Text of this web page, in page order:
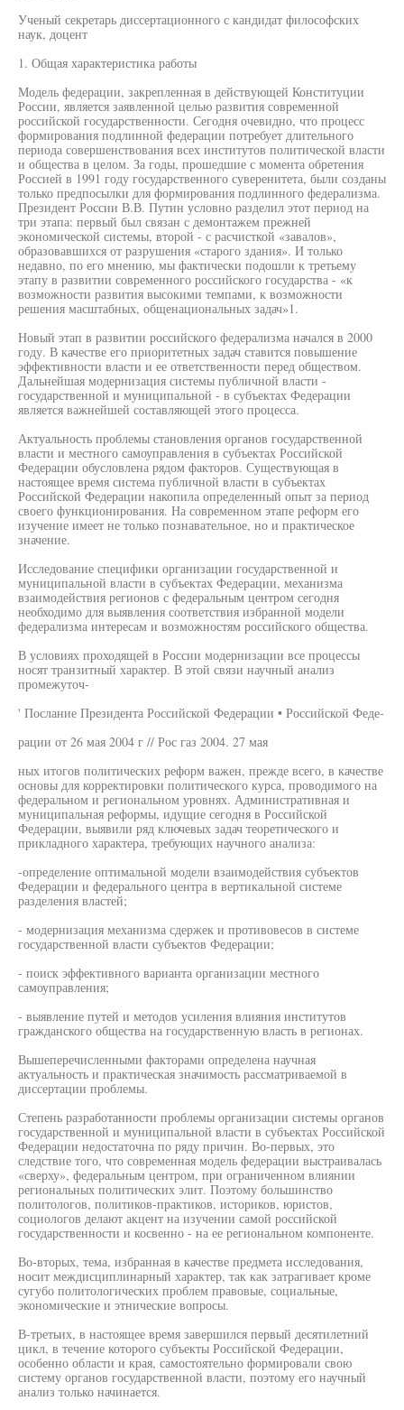
Ученый секретарь диссертационного с кандидат философских
наук, доцент
1. Общая характеристика работы
Модель федерации, закрепленная в действующей Конституции
России, является заявленной целью развития современной
российской государственности. Сегодня очевидно, что процесс
формирования подлинной федерации потребует длительного
периода совершенствования всех институтов политической власти
и общества в целом. За годы, прошедшие с момента обретения
Россией в 1991 году государственного суверенитета, были созданы
только предпосылки для формирования подлинного федерализма.
Президент России В.В. Путин условно разделил этот период на
три этапа: первый был связан с демонтажем прежней
экономической системы, второй - с расчисткой «завалов»,
образовавшихся от разрушения «старого здания». И только
недавно, по его мнению, мы фактически подошли к третьему
этапу в развитии современного российского государства - «к
возможности развития высокими темпами, к возможности
решения масштабных, общенациональных задач»1.
Новый этап в развитии российского федерализма начался в 2000
году. В качестве его приоритетных задач ставится повышение
эффективности власти и ее ответственности перед обществом.
Дальнейшая модернизация системы публичной власти -
государственной и муниципальной - в субъектах Федерации
является важнейшей составляющей этого процесса.
Актуальность проблемы становления органов государственной
власти и местного самоуправления в субъектах Российской
Федерации обусловлена рядом факторов. Существующая в
настоящее время система публичной власти в субъектах
Российской Федерации накопила определенный опыт за период
своего функционирования. На современном этапе реформ его
изучение имеет не только познавательное, но и практическое
значение.
Исследование специфики организации государственной и
муниципальной власти в субъектах Федерации, механизма
взаимодействия регионов с федеральным центром сегодня
необходимо для выявления соответствия избранной модели
федерализма интересам и возможностям российского общества.
В условиях проходящей в России модернизации все процессы
носят транзитный характер. В этой связи научный анализ
промежуточ-
' Послание Президента Российской Федерации • Российской Феде-
рации от 26 мая 2004 г // Рос газ 2004. 27 мая
ных итогов политических реформ важен, прежде всего, в качестве
основы для корректировки политического курса, проводимого на
федеральном и региональном уровнях. Административная и
муниципальная реформы, идущие сегодня в Российской
Федерации, выявили ряд ключевых задач теоретического и
прикладного характера, требующих научного анализа:
-определение оптимальной модели взаимодействия субъектов
Федерации и федерального центра в вертикальной системе
разделения властей;
- модернизация механизма сдержек и противовесов в системе
государственной власти субъектов Федерации;
- поиск эффективного варианта организации местного
самоуправления;
- выявление путей и методов усиления влияния институтов
гражданского общества на государственную власть в регионах.
Вышеперечисленными факторами определена научная
актуальность и практическая значимость рассматриваемой в
диссертации проблемы.
Степень разработанности проблемы организации системы органов
государственной и муниципальной власти в субъектах Российской
Федерации недостаточна по ряду причин. Во-первых, это
следствие того, что современная модель федерации выстраивалась
«сверху», федеральным центром, при ограниченном влиянии
региональных политических элит. Поэтому большинство
политологов, политиков-практиков, историков, юристов,
социологов делают акцент на изучении самой российской
государственности и косвенно - на ее региональном компоненте.
Во-вторых, тема, избранная в качестве предмета исследования,
носит междисциплинарный характер, так как затрагивает кроме
сугубо политологических проблем правовые, социальные,
экономические и этнические вопросы.
В-третьих, в настоящее время завершился первый десятилетний
цикл, в течение которого субъекты Российской Федерации,
особенно области и края, самостоятельно формировали свою
систему органов государственной власти, поэтому его научный
анализ только начинается.